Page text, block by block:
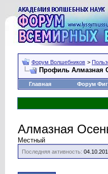
Форум Волшебников >
Профиль Алмазная
Главная
Форум
Алмазная
Местный
Последняя активность: